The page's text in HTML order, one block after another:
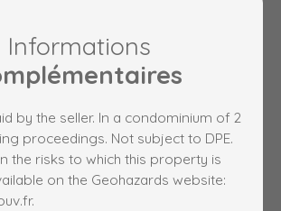
Informations
by the seller. In a condominium of 2
proceedings. Not subject to DPE.
the risks to which this property is
on the Geohazards website: